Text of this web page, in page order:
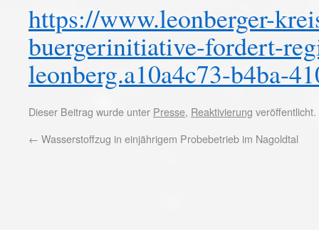
https://www.leonberger-
buergerinitiative-fordert-
leonberg.a10a4c73-b4ba-
Dieser Beitrag wurde unter Presse, Reaktivierung
← Wasserstoffzug in einjährigem Probebetrieb im Nagoldtal